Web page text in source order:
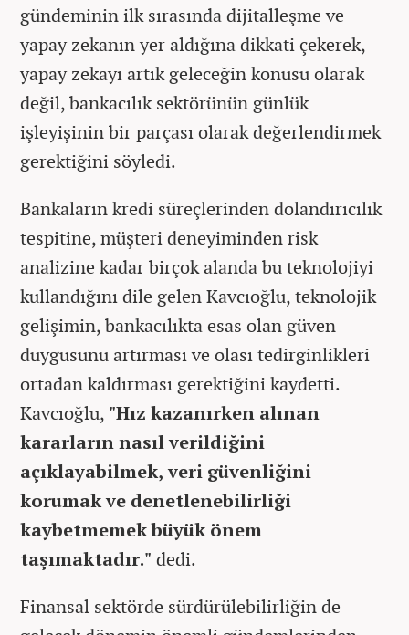
gündeminin ilk sırasında dijitalleşme ve
yapay zekanın yer aldığına dikkati çekerek,
yapay zekayı artık geleceğin konusu olarak
değil, bankacılık sektörünün günlük
işleyişinin bir parçası olarak değerlendirmek
gerektiğini söyledi.
Bankaların kredi süreçlerinden dolandırıcılık
tespitine, müşteri deneyiminden risk
analizine kadar birçok alanda bu teknolojiyi
kullandığını dile gelen Kavcıoğlu, teknolojik
gelişimin, bankacılıkta esas olan güven
duygusunu artırması ve olası tedirginlikleri
ortadan kaldırması gerektiğini kaydetti.
Kavcıoğlu, "Hız kazanırken alınan
kararların nasıl verildiğini
açıklayabilmek, veri güvenliğini
korumak ve denetlenebilirliği
kaybetmemek büyük önem
taşımaktadır." dedi.
Finansal sektörde sürdürülebilirliğin de